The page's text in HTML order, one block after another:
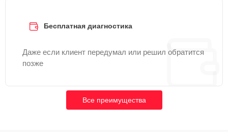
Бесплатная диагностика
Даже если клиент передумал или решил обратится
позже
Все преимущества